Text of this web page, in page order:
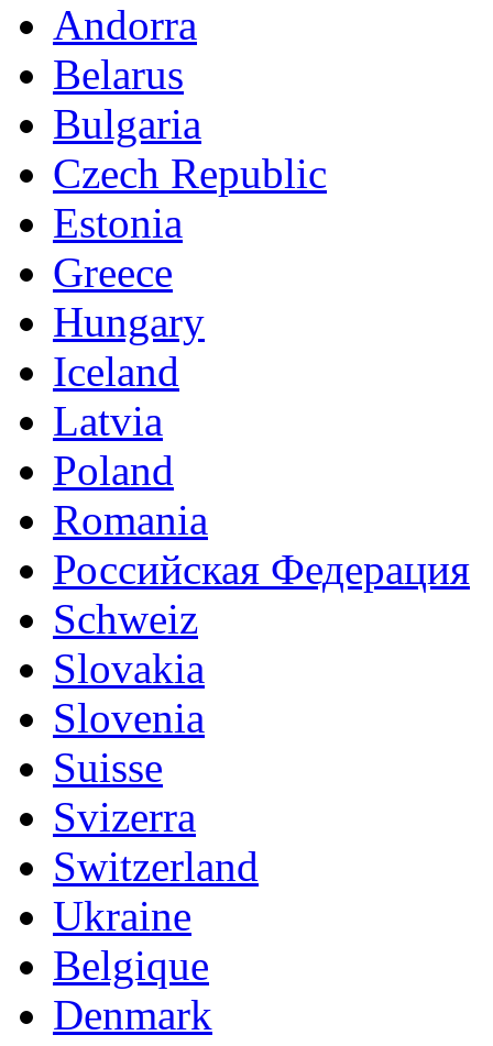
Andorra
Belarus
Bulgaria
Czech Republic
Estonia
Greece
Hungary
Iceland
Latvia
Poland
Romania
Российская Федерация
Schweiz
Slovakia
Slovenia
Suisse
Svizerra
Switzerland
Ukraine
Belgique
Denmark